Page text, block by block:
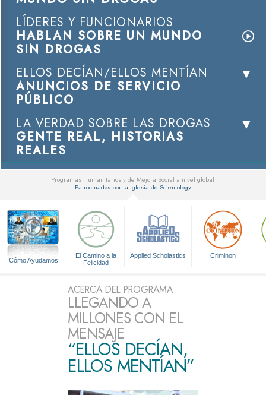
LÍDERES Y FUNCIONARIOS
HABLAN SOBRE UN MUNDO
SIN DROGAS
ELLOS DECÍAN/ELLOS MENTÍAN
ANUNCIOS DE SERVICIO
PÚBLICO
LA VERDAD SOBRE LAS DROGAS
GENTE REAL, HISTORIAS
REALES
Programas Humanitarios y de Mejora Social a nivel global
Patrocinados por la Iglesia de Scientology
Cómo Ayudamos
El Camino a la
Felicidad
Applied Scholastics Criminon
ACERCA DEL PROGRAMA
LLEGANDO A
MILLONES CON EL
MENSAJE
“ELLOS DECÍAN,
ELLOS MENTÍAN”